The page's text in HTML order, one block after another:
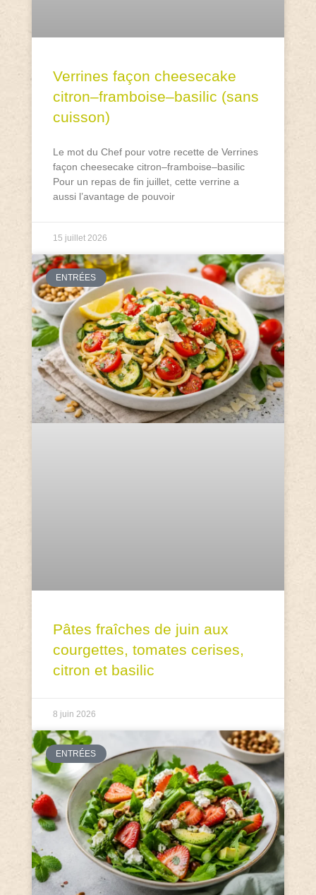
Verrines façon cheesecake
citron–framboise–basilic (sans
cuisson)
Le mot du Chef pour votre recette de Verrines
façon cheesecake citron–framboise–basilic
Pour un repas de fin juillet, cette verrine a
aussi l’avantage de pouvoir
15 juillet 2026
ENTRÉES
Pâtes fraîches de juin aux
courgettes, tomates cerises,
citron et basilic
8 juin 2026
ENTRÉES